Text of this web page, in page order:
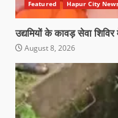
Featured Hapur City
उद्यमियों के कावड़ सेवा
August 8, 2026